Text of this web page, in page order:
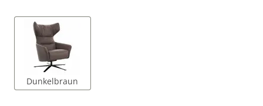
Dunkelbraun